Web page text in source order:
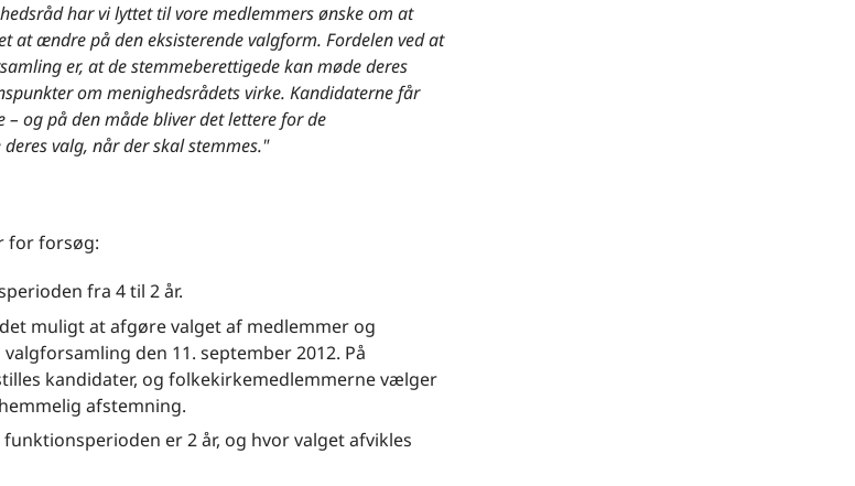
har vi lyttet til vore medlemmers ønske om at
at ændre på den eksisterende valgform. Fordelen ved at
er, at de stemmeberettigede kan møde deres
om menighedsrådets virke. Kandidaterne får
og på den måde bliver det lettere for de
valg, når der skal stemmes."
for forsøg:
fra 4 til 2 år.
muligt at afgøre valget af medlemmer og
den 11. september 2012. På
kandidater, og folkekirkemedlemmerne vælger
afstemning.
er 2 år, og hvor valget afvikles